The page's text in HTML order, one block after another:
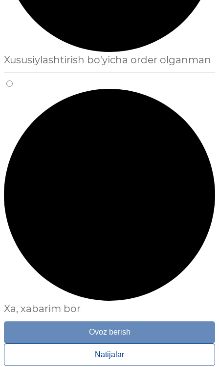
Xususiylashtirish bo'yicha order olganman
Xa, xabarim bor
Ovoz berish
Natijalar